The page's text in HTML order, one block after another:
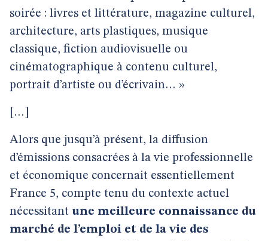
soirée : livres et littérature, magazine culturel,
architecture, arts plastiques, musique
classique, fiction audiovisuelle ou
cinématographique à contenu culturel,
portrait d’artiste ou d’écrivain… »
[…]
Alors que jusqu’à présent, la diffusion
d’émissions consacrées à la vie professionnelle
et économique concernait essentiellement
France 5, compte tenu du contexte actuel
nécessitant une meilleure connaissance du
marché de l’emploi et de la vie des